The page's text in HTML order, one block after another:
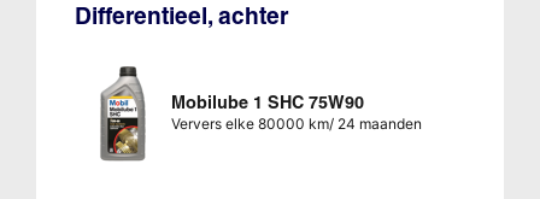
Differentieel, achter
Mobilube 1 SHC 75W90
Ververs elke 80000 km/ 24 maanden